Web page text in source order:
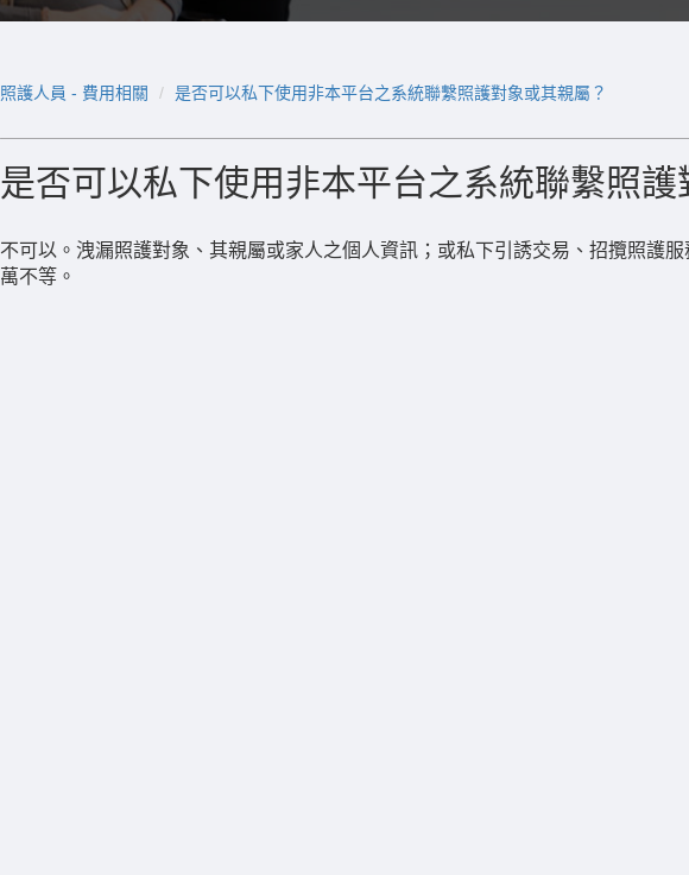
照護人員 - 費用相關 是否可以私下使用非本平台之系統聯繫照護對象或其親屬？
是否可以私下使用非本平台之系統聯繫照護
不可以。洩漏照護對象、其親屬或家人之個人資訊；或私下引誘交易、招攬照護
萬不等。